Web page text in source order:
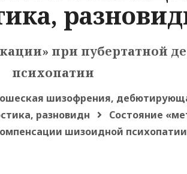
при пубертатной
психопатии
шизофрения,
разновидн
Состояние
шизоидной психопатии